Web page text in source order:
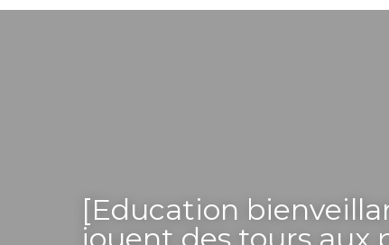
[Education